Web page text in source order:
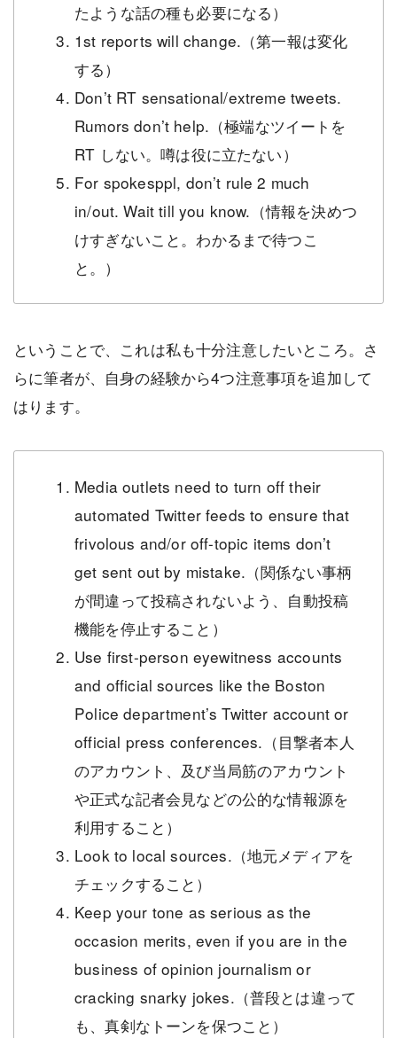
たような話の種も必要になる）
1st reports will change.（第一報は変化
する）
Don’t RT sensational/extreme tweets.
Rumors don’t help.（極端なツイートを
RT しない。噂は役に立たない）
For spokesppl, don’t rule 2 much
in/out. Wait till you know.（情報を決めつ
けすぎないこと。わかるまで待つこ
と。）
ということで、これは私も十分注意したいところ。さ
らに筆者が、自身の経験から4つ注意事項を追加して
はります。
Media outlets need to turn off their
automated Twitter feeds to ensure that
frivolous and/or off-topic items don’t
get sent out by mistake.（関係ない事柄
が間違って投稿されないよう、自動投稿
機能を停止すること）
Use first-person eyewitness accounts
and official sources like the Boston
Police department’s Twitter account or
official press conferences.（目撃者本人
のアカウント、及び当局筋のアカウント
や正式な記者会見などの公的な情報源を
利用すること）
Look to local sources.（地元メディアを
チェックすること）
Keep your tone as serious as the
occasion merits, even if you are in the
business of opinion journalism or
cracking snarky jokes.（普段とは違って
も、真剣なトーンを保つこと）